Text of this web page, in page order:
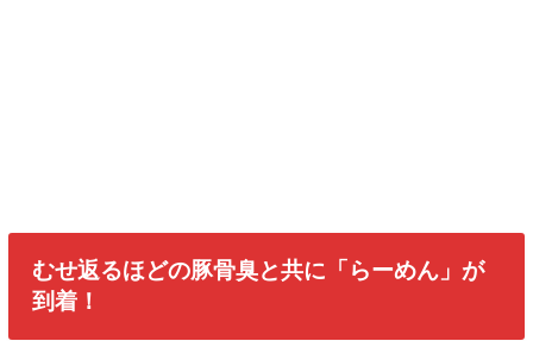
むせ返るほどの豚骨臭と共に「らーめん」が
到着！